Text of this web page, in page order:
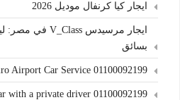
ايجار كيا كرنفال موديل 2026
بسائق
Airport Car Service 01100092199
with a private driver 01100092199